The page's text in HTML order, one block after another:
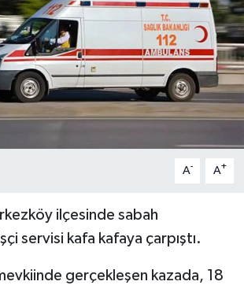
A- A+
ilçesinde sabah
servisi kafa kafaya çarpıştı.
gerçekleşen kazada, 18